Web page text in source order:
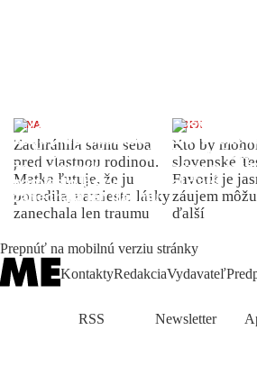
ŽENA
Zachránila samu seba
pred vlastnou rodinou.
Matka ľutuje, že ju
porodila, namiesto lásky
zanechala len traumu
INDEX
Kto by
slovenské
Favorit je
záujem
ďalší
Prepnúť na mobilnú verziu stránky
KontaktyRedakciaVydavateľ
RSS Newsletter